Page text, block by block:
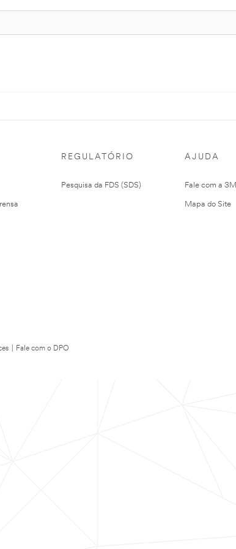
REGULATÓRIO
Pesquisa da FDS (SDS)
AJUDA
Fale com a 3M
Mapa do Site
Fale com o DPO